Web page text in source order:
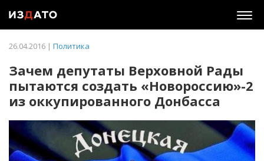
26.04.2016 | Политика
Зачем депутаты Верховной Рады
пытаются создать «Новороссию»-2
из оккупированного Донбасса